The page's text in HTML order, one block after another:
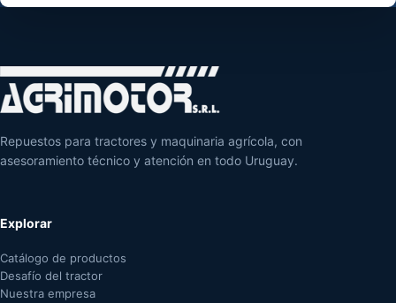
Repuestos para tractores y maquinaria agrícola, con
asesoramiento técnico y atención en todo Uruguay.
Explorar
Catálogo de productos
Desafío del tractor
Nuestra empresa